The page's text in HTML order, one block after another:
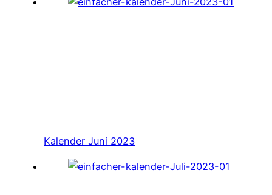
Kalender Juni 2023